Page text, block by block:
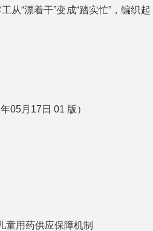
从“漂着干”变成“踏实忙”，编织起
月17日 01 版）
童用药供应保障机制